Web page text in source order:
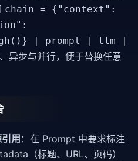
chain = {"context":
| prompt | llm |
异步与并行，便于替换任意
用 ：在 Prompt 中要求标注
（标题、URL、页码）